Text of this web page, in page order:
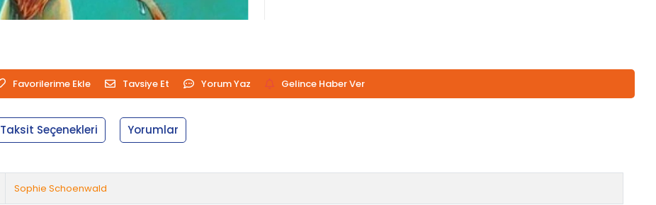
Favorilerime Ekle Tavsiye Et Yorum Yaz Gelince Haber Ver
Taksit Seçenekleri Yorumlar
Sophie Schoenwald